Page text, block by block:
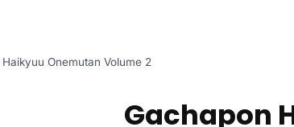
Onemutan Volume 2
Gachapon